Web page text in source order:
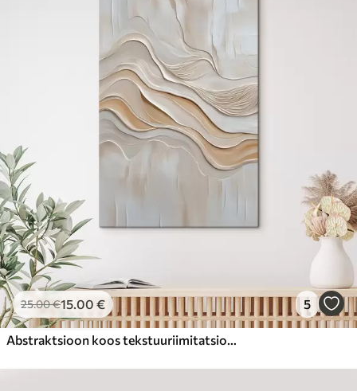
25.00€15.00 € 5
Abstraktsioon koos tekstuuriimitatsiooniga